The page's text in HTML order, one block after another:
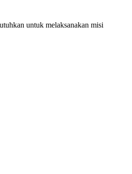
untuk melaksanakan misi